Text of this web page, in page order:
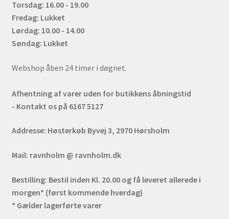
Torsdag: 16.00 - 19.00
Fredag: Lukket
Lørdag: 10.00 - 14.00
Søndag: Lukket
Webshop åben 24 timer i døgnet.
Afhentning af varer uden for butikkens åbningstid
- Kontakt os på 6167 5127
Addresse: Høsterkøb Byvej 3, 2970 Hørsholm
Mail: ravnholm @ ravnholm.dk
Bestilling: Bestil inden Kl. 20.00 og få leveret allerede i
morgen* (først kommende hverdag)
* Gælder lagerførte varer